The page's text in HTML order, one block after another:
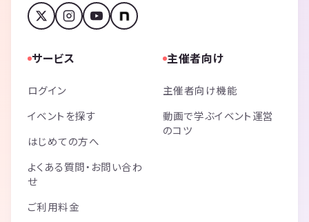
サービス
ログイン
イベントを探す
はじめての方へ
よくある質問・お問い合わ
せ
ご利用料金
主催者向け
主催者向け機能
動画で学ぶイベント運営
のコツ